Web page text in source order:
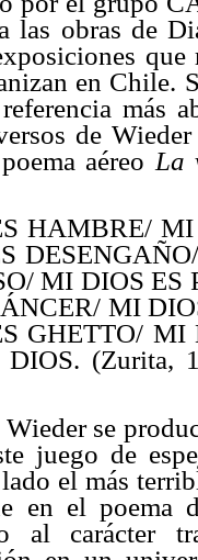
las obras de
que
en Chile.
más
de
aéreo La
HAMBRE/
MI DIOS
MI
GHETTO/
(Zurita,
Wieder se
juego de
el más
en el poema
al carácter